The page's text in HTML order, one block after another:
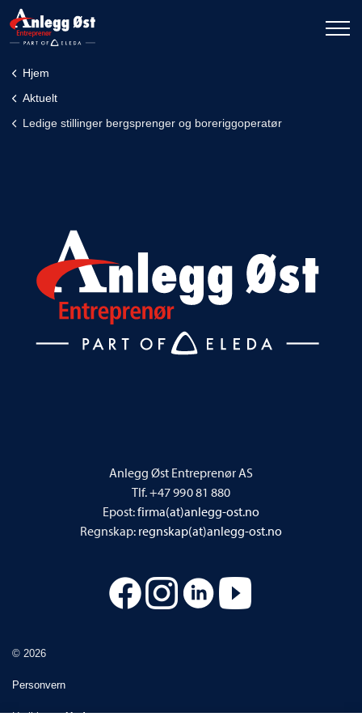
Hjem
Aktuelt
Ledige stillinger bergsprenger og boreriggoperatør
Anlegg Øst Entreprenør AS
Tlf. +47 990 81 880
Epost:firma(at)anlegg-ost.no
Regnskap: regnskap(at)anlegg-ost.no
© 2026
Personvern
Utviklet avUpday